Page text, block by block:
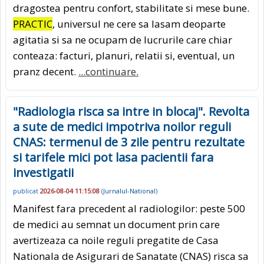
dragostea pentru confort, stabilitate si mese bune.
PRACTIC, universul ne cere sa lasam deoparte
agitatia si sa ne ocupam de lucrurile care chiar
conteaza: facturi, planuri, relatii si, eventual, un
pranz decent. ...continuare.
"Radiologia risca sa intre in blocaj". Revolta
a sute de medici impotriva noilor reguli
CNAS: termenul de 3 zile pentru rezultate
si tarifele mici pot lasa pacientii fara
investigatii
publicat 2026-08-04 11:15:08 (Jurnalul-National)
Manifest fara precedent al radiologilor: peste 500
de medici au semnat un document prin care
avertizeaza ca noile reguli pregatite de Casa
Nationala de Asigurari de Sanatate (CNAS) risca sa